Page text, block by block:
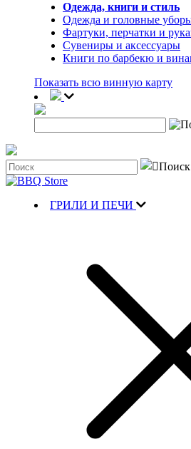
Одежда, книги и стиль
Одежда и головные
Фартуки, перчатки и
Сувениры и аксессуары
Книги по барбекю и
Показать всю винную карту
ГРИЛИ И ПЕЧИ